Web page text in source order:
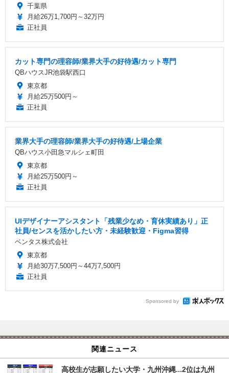
千葉県
月給26万1,700円～32万円
正社員
カット専門の理容師/業界大手の好待遇/カット専門
QBハウスJR池袋駅西口
東京都
月給25万500円～
正社員
業界大手の理容師/業界大手の好待遇/上場企業
QBハウス小田急マルシェ町田
東京都
月給25万500円～
正社員
UIデザイナーアシスタント「残業少なめ・育休実績あり」正
社員/センスを活かしたい方・未経験歓迎・Figma習得
ベンタス株式会社
東京都
月給30万7,500円～44万7,500円
正社員
Sponsored by
関連ニュース
高校生が志願したい大学・九州沖縄...2位は九州